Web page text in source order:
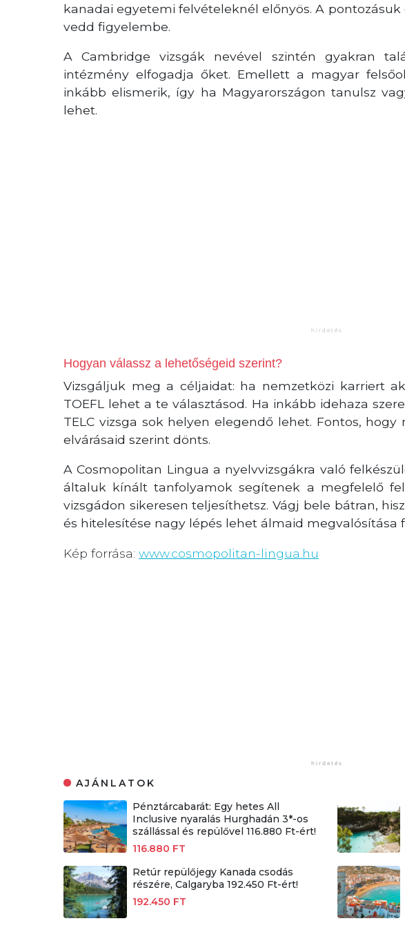
kanadai egyetemi felvételeknél előnyös. A pontozásuk
vedd figyelembe.
A Cambridge vizsgák nevével szintén gyakran
intézmény elfogadja őket. Emellett a magyar
inkább elismerik, így ha Magyarországon tanulsz
lehet.
Hogyan válassz a lehetőségeid szerint?
Vizsgáljuk meg a céljaidat: ha nemzetközi karriert
TOEFL lehet a te választásod. Ha inkább idehaza
TELC vizsga sok helyen elegendő lehet. Fontos,
elvárásaid szerint dönts.
A Cosmopolitan Lingua a nyelvvizsgákra való
általuk kínált tanfolyamok segítenek a megfelelő
vizsgádon sikeresen teljesíthetsz. Vágj bele bátran,
és hitelesítése nagy lépés lehet álmaid megvalósítása
Kép forrása: www.cosmopolitan-lingua.hu
AJÁNLATOK
Pénztárcabarát: Egy hetes All
Inclusive nyaralás Hurghadán 3*-os
szállással és repülővel 116.880 Ft-ért!
116.880 FT
Retúr repülőjegy Kanada csodás
részére, Calgaryba 192.450 Ft-ért!
192.450 FT